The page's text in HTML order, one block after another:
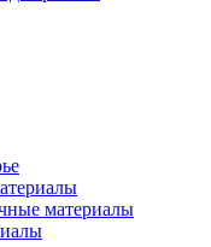
материалы